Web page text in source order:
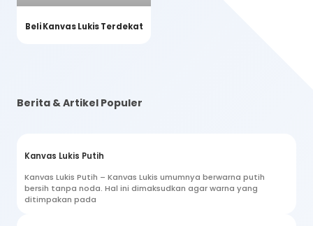
Beli Kanvas Lukis Terdekat
Berita & Artikel Populer
Kanvas Lukis Putih
Kanvas Lukis Putih – Kanvas Lukis umumnya berwarna putih
bersih tanpa noda. Hal ini dimaksudkan agar warna yang
ditimpakan pada